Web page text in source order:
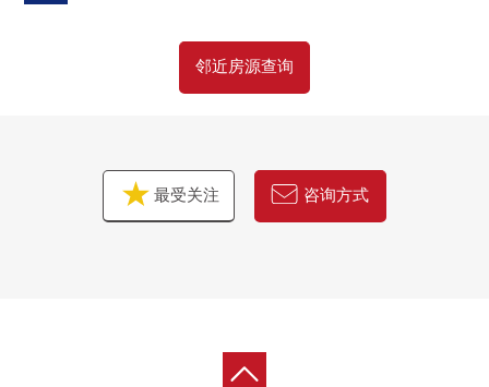
024楼.25楼：Sky休息室邻近房源查询
最受关注 咨询方式